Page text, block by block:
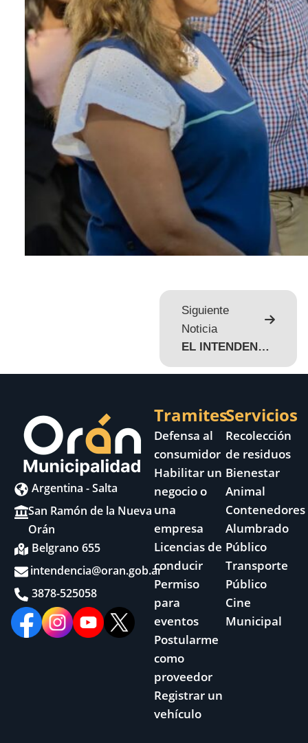
Siguiente
Noticia
EL INTENDENTE Y LA MINISTRA DE EDUCACIÓN ENTREGARON KIT DE ÚTILES ESCOLARES
Argentina - Salta
San Ramón de la Nueva
Orán
Belgrano 655
intendencia@oran.gob.ar
3878-525058
Tramites
Defensa al
consumidor
Habilitar un
negocio o
una
empresa
Licencias de
conducir
Permiso
para
eventos
Postularme
como
proveedor
Registrar un
vehículo
Servicios
Recolección
de residuos
Bienestar
Animal
Contenedores
Alumbrado
Público
Transporte
Público
Cine
Municipal